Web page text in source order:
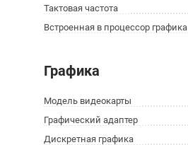
Тактовая частота
Встроенная в процессор графика
Графика
Модель видеокарты
Графический адаптер
Дискретная графика